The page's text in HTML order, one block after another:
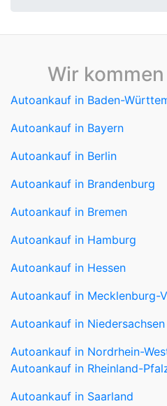
Wir
Autoankauf in Baden-
Autoankauf in Bayern
Autoankauf in Berlin
Autoankauf in Brandenburg
Autoankauf in Bremen
Autoankauf in Hamburg
Autoankauf in Hessen
Autoankauf in Mecklenburg-
Autoankauf in Niedersachsen
Autoankauf in Nordrhein-
Autoankauf in Rheinland-
Autoankauf in Saarland